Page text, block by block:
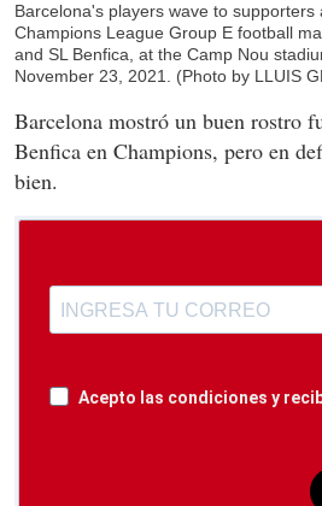
Barcelona's players wave to supporters
Champions League Group E football
and SL Benfica, at the Camp Nou
November 23, 2021. (Photo by LLUIS
Barcelona mostró un buen rostro
Benfica en Champions, pero en
bien.
Acepto las condiciones y